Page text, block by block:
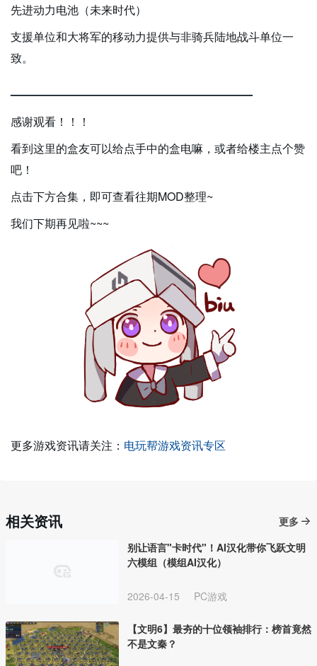
先进动力电池（未来时代）
支援单位和大将军的移动力提供与非骑兵陆地战斗单位一
致。
——————————————————
感谢观看！！！
看到这里的盒友可以给点手中的盒电嘛，或者给楼主点个赞
吧！
点击下方合集，即可查看往期MOD整理~
我们下期再见啦~~~
更多游戏资讯请关注： 电玩帮游戏资讯专区
相关资讯
更多
别让语言"卡时代"！AI汉化带你飞跃文明
六模组（模组AI汉化）
2026-04-15 PC游戏
【文明6】最夯的十位领袖排行：榜首竟然
不是文秦？